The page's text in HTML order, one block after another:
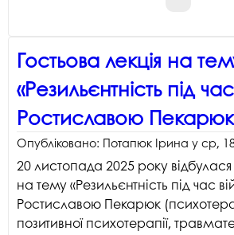
Гостьова лекція на
«Резильєнтність під
Ростиславою Пекарюк
Опубліковано: Потапюк Ірина у ср,
20 листопада 2025 року відбулася
на тему «Резильєнтність під час
Ростиславою Пекарюк
позитивної психотерапії,